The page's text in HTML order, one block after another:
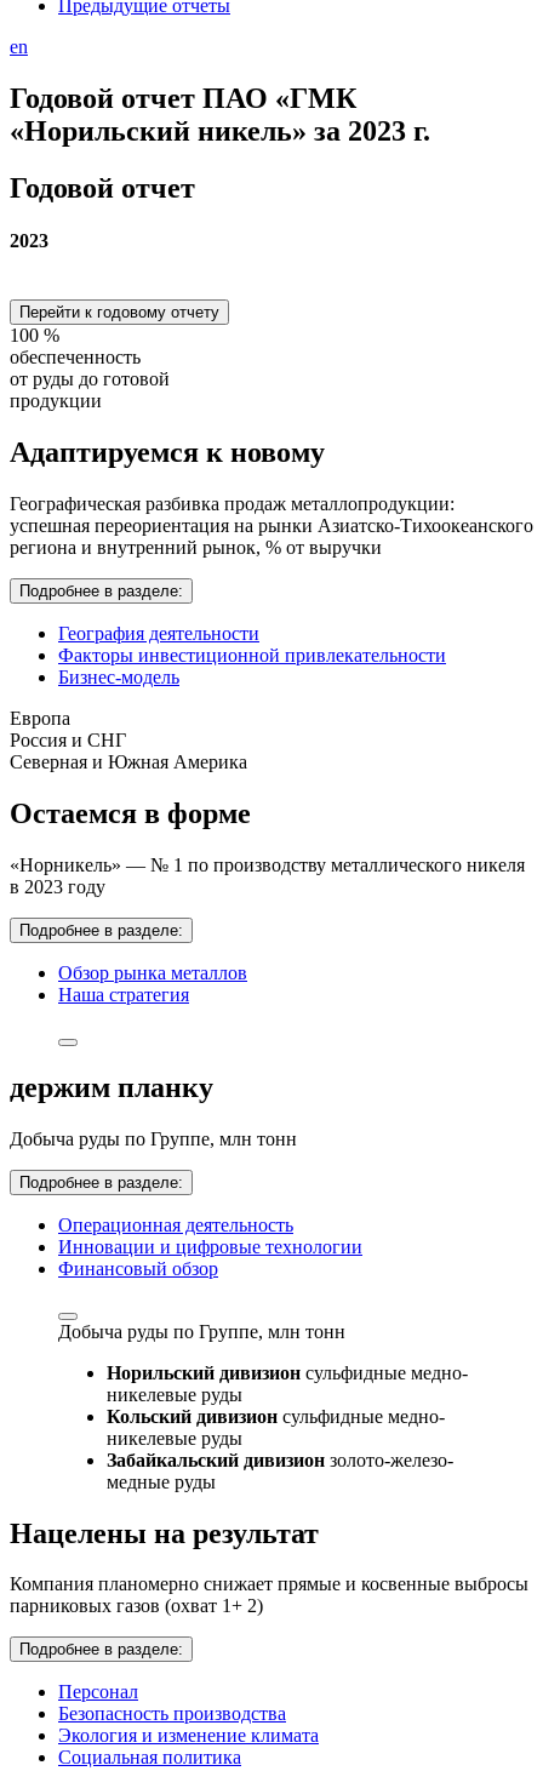
Предыдущие отчеты
en
Годовой отчет ПАО «ГМК
«Норильский никель» за 2023 г.
Годовой отчет
2023
Перейти к годовому отчету
100 %
обеспеченность
от руды до готовой
продукции
Адаптируемся к новому
Географическая разбивка продаж металлопродукции:
успешная переориентация на рынки Азиатско-Тихоокеанского
региона и внутренний рынок, % от выручки
Подробнее в разделе:
География деятельности
Факторы инвестиционной привлекательности
Бизнес-модель
Европа
Россия и СНГ
Северная и Южная Америка
Остаемся в форме
«Норникель» — № 1 по производству металлического никеля
в 2023 году
Подробнее в разделе:
Обзор рынка металлов
Наша стратегия
держим планку
Добыча руды по Группе, млн тонн
Подробнее в разделе:
Операционная деятельность
Инновации и цифровые технологии
Финансовый обзор
Добыча руды по Группе, млн тонн
Норильский дивизион сульфидные медно-
никелевые руды
Кольский дивизион сульфидные медно-
никелевые руды
Забайкальский дивизион золото-железо-
медные руды
Нацелены на результат
Компания планомерно снижает прямые и косвенные выбросы
парниковых газов (охват 1+ 2)
Подробнее в разделе:
Персонал
Безопасность производства
Экология и изменение климата
Социальная политика